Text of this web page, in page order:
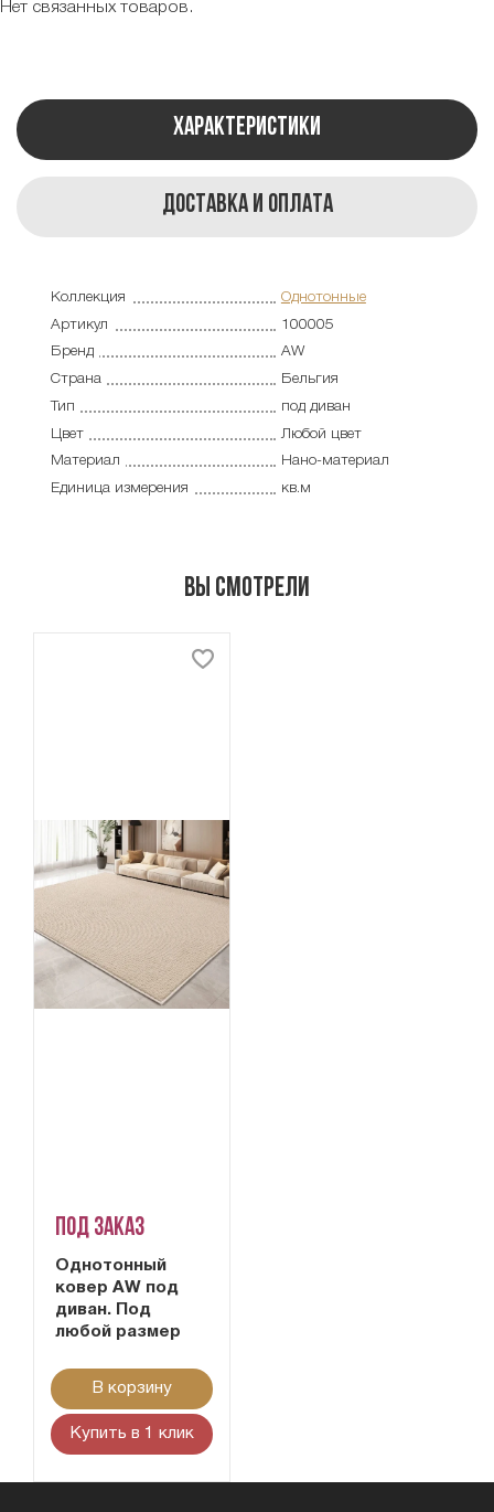
Нет связанных товаров.
Характеристики
Доставка и оплата
Коллекция
Однотонные
Артикул
100005
Бренд
AW
Страна
Бельгия
Тип
под диван
Цвет
Любой цвет
Материал
Нано-материал
Единица измерения
кв.м
Вы смотрели
Под заказ
Однотонный
ковер AW под
диван. Под
любой размер
В корзину
Купить в 1 клик